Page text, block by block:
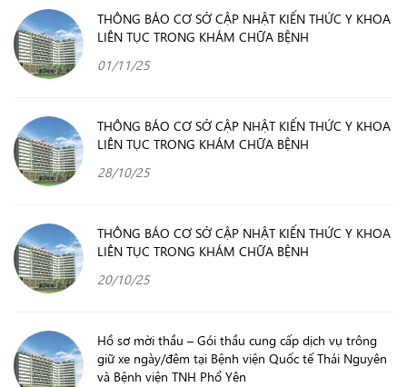
THÔNG BÁO CƠ SỞ CẬP NHẬT KIẾN THỨC Y KHOA
LIÊN TỤC TRONG KHÁM CHỮA BỆNH
01/11/25
THÔNG BÁO CƠ SỞ CẬP NHẬT KIẾN THỨC Y KHOA
LIÊN TỤC TRONG KHÁM CHỮA BỆNH
28/10/25
THÔNG BÁO CƠ SỞ CẬP NHẬT KIẾN THỨC Y KHOA
LIÊN TỤC TRONG KHÁM CHỮA BỆNH
20/10/25
Hồ sơ mời thầu – Gói thầu cung cấp dịch vụ trông
giữ xe ngày/đêm tại Bệnh viện Quốc tế Thái Nguyên
và Bệnh viện TNH Phổ Yên